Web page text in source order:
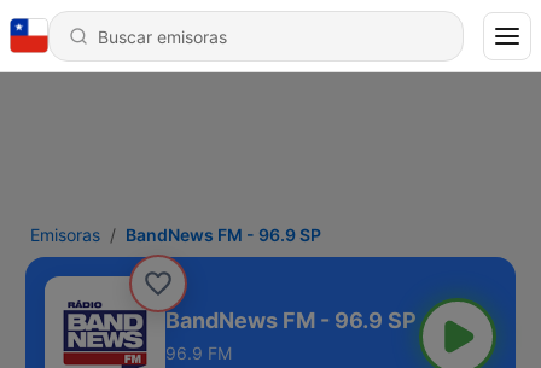
Emisoras BandNews FM - 96.9 SP
BandNews FM - 96.9 SP
96.9 FM